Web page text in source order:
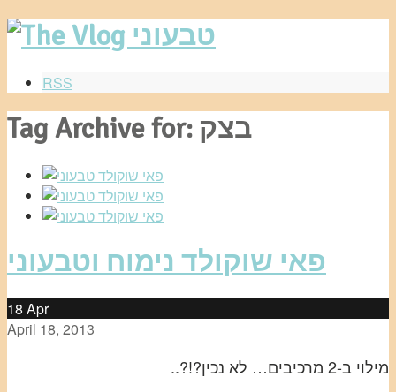
RSS
Tag Archive for: בצק
פאי שוקולד נימוח וטבעוני
18 Apr
April 18, 2013
מילוי ב-2 מרכיבים… לא נכין?!?..